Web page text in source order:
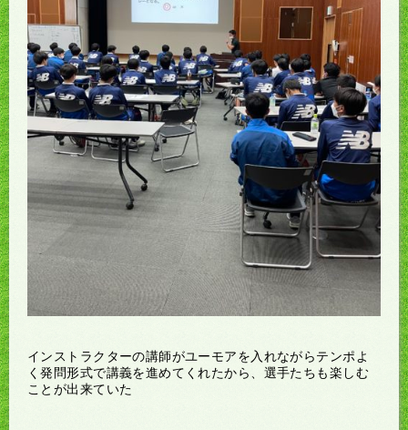
インストラクターの講師がユーモアを入れながらテンポよ
く発問形式で講義を進めてくれたから、選手たちも楽しむ
ことが出来ていた